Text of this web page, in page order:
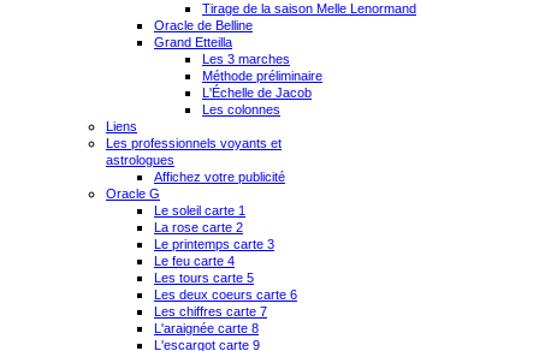
Tirage de la saison Melle Lenormand
Oracle de Belline
Grand Etteilla
Les 3 marches
Méthode préliminaire
L'Échelle de Jacob
Les colonnes
Liens
Les professionnels voyants et
astrologues
Affichez votre publicité
Oracle G
Le soleil carte 1
La rose carte 2
Le printemps carte 3
Le feu carte 4
Les tours carte 5
Les deux coeurs carte 6
Les chiffres carte 7
L'araignée carte 8
L'escargot carte 9